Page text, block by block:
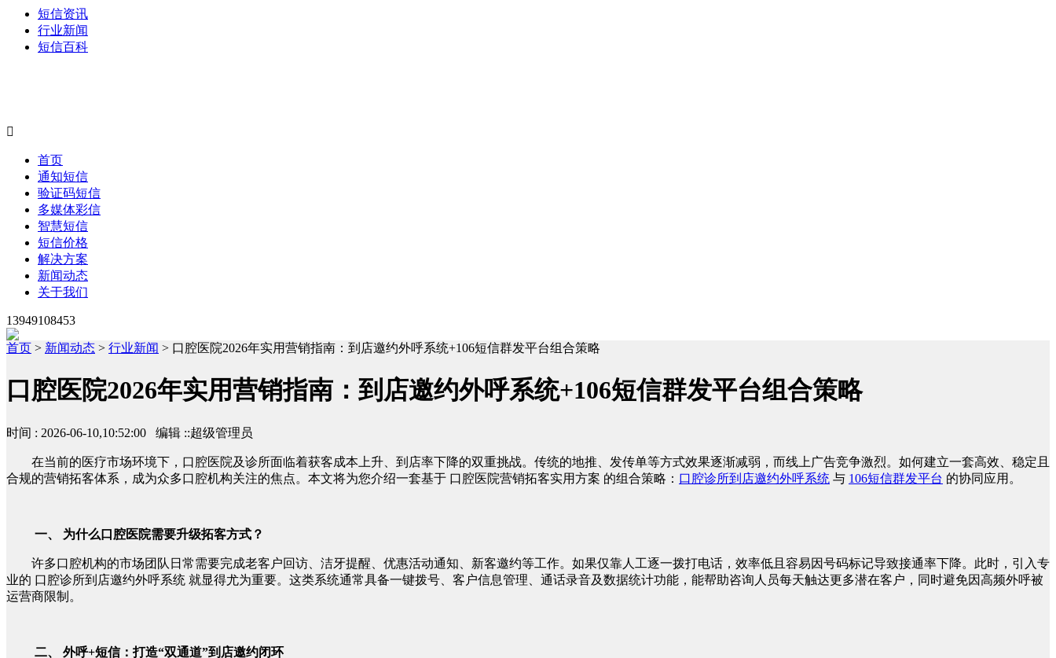
短信资讯
行业新闻
短信百科

首页
通知短信
验证码短信
多媒体彩信
智慧短信
短信价格
解决方案
新闻动态
关于我们
13949108453
首页 > 新闻动态 > 行业新闻 > 口腔医院2026年实用营销指南：到店邀约外呼系统+106短信群发平台组合策略
口腔医院2026年实用营销指南：到店邀约外呼系统+106短信群发平台组合策略
时间 : 2026-06-10,10:52:00 编辑 ::超级管理员
在当前的医疗市场环境下，口腔医院及诊所面临着获客成本上升、到店率下降的双重挑战。传统的地推、发传单等方式效果逐渐减弱，而线上广告竞争激烈。如何建立一套高效、稳定且
合规的营销拓客体系，成为众多口腔机构关注的焦点。本文将为您介绍一套基于 口腔医院营销拓客实用方案 的组合策略： 口腔诊所到店邀约外呼系统 与 106短信群发平台 的协同应用。
一、 为什么口腔医院需要升级拓客方式？
许多口腔机构的市场团队日常需要完成老客户回访、洁牙提醒、优惠活动通知、新客邀约等工作。如果仅靠人工逐一拨打电话，效率低且容易因号码标记导致接通率下降。此时，引入专
业的 口腔诊所到店邀约外呼系统 就显得尤为重要。这类系统通常具备一键拨号、客户信息管理、通话录音及数据统计功能，能帮助咨询人员每天触达更多潜在客户，同时避免因高频外呼被
运营商限制。
二、 外呼+短信：打造“双通道”到店邀约闭环